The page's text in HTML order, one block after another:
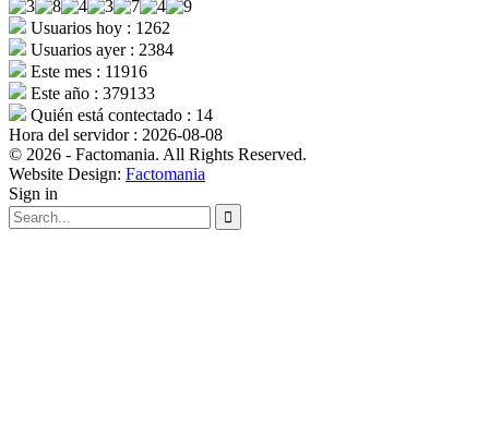
Usuarios hoy : 1262
Usuarios ayer : 2384
Este mes : 11916
Este año : 379133
Quién está contectado : 14
Hora del servidor : 2026-08-08
© 2026 - Factomania. All Rights Reserved.
Website Design: Factomania
Sign in